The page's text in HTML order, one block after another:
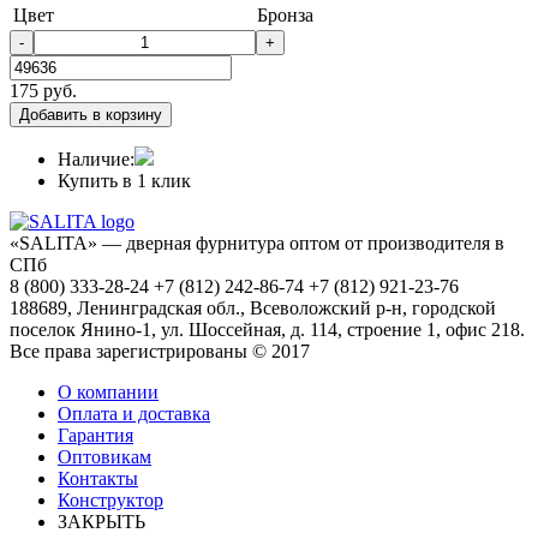
Цвет
Бронза
- +
175 руб.
Добавить в корзину
Наличие:
Купить в 1 клик
«SALITA» — дверная фурнитура оптом от производителя в
СПб
8 (800) 333-28-24 +7 (812) 242-86-74 +7 (812) 921-23-76
188689, Ленинградская обл., Всеволожский р-н, городской
поселок Янино-1, ул. Шоссейная, д. 114, строение 1, офис 218.
Все права зарегистрированы © 2017
О компании
Оплата и доставка
Гарантия
Оптовикам
Контакты
Конструктор
ЗАКРЫТЬ